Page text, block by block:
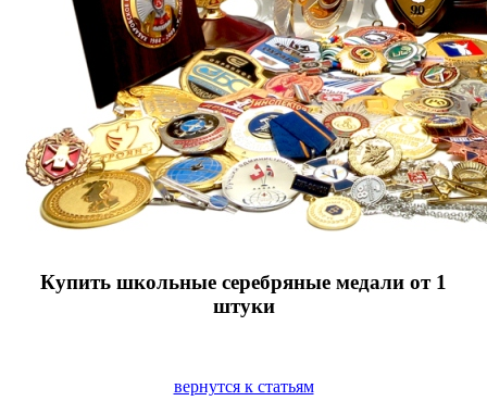
Купить школьные серебряные медали от 1
штуки
вернутся к статьям